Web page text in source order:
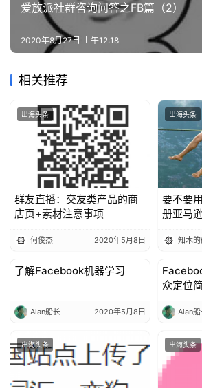
爱放派社群咨询问答之FB篇（2）
2020年8月27日 上午12:18
相关推荐
出海头条
群友直播：交友类产品的商
店页+素材注意事项
何俊杰 2020年5月8日
出海头条
要不要
册亚马
知木
出海头条
了解Facebook机器学习
Alan船长 2020年5月8日
出海头条
众定位
Alan
出海头条 出海头条